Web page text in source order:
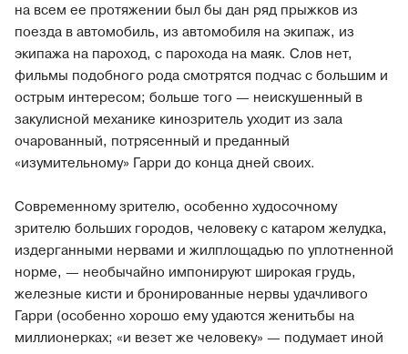
на всем ее протяжении был бы дан ряд прыжков из
поезда в автомобиль, из автомобиля на экипаж, из
экипажа на пароход, с парохода на маяк. Слов нет,
фильмы подобного рода смотрятся подчас с большим и
острым интересом; больше того — неискушенный в
закулисной механике кинозритель уходит из зала
очарованный, потрясенный и преданный
«изумительному» Гарри до конца дней своих.
Современному зрителю, особенно худосочному
зрителю больших городов, человеку с катаром желудка,
издерганными нервами и жилплощадью по уплотненной
норме, — необычайно импонируют широкая грудь,
железные кисти и бронированные нервы удачливого
Гарри (особенно хорошо ему удаются женитьбы на
миллионерках; «и везет же человеку» — подумает иной